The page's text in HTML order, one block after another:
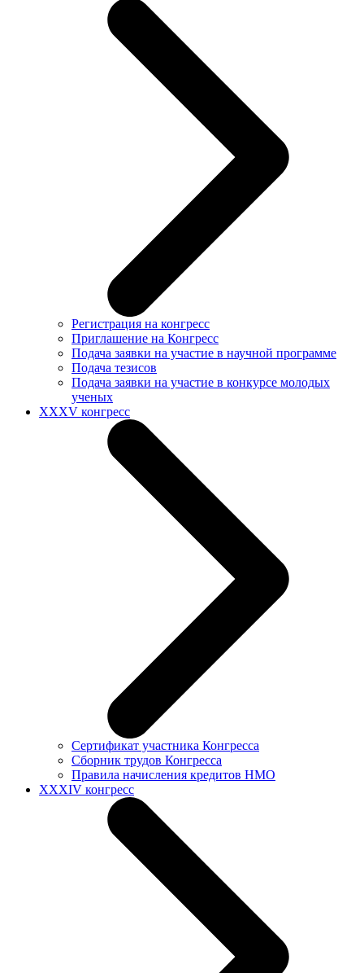
Регистрация на конгресс
Приглашение на Конгресс
Подача заявки на участие в научной программе
Подача тезисов
Подача заявки на участие в конкурсе молодых
ученых
XXXV конгресс
Сертификат участника Конгресса
Сборник трудов Конгресса
Правила начисления кредитов НМО
XXXIV конгресс